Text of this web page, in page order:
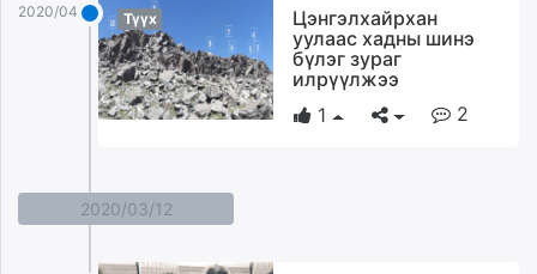
2020/04/17 Түүх
Цэнгэлхайрхан
уулаас хадны шинэ
бүлэг зураг
илрүүлжээ
1
2
2020/03/12